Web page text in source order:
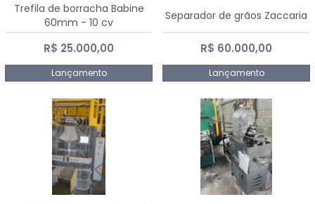
Trefila de borracha Babine
60mm - 10 cv
R$ 25.000,00
Lançamento
Separador de grãos Zaccaria
R$ 60.000,00
Lançamento